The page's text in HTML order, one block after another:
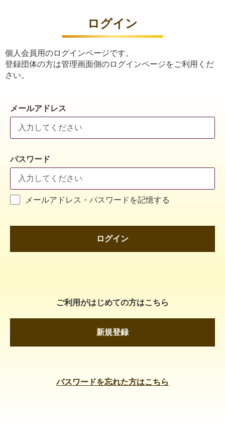
ログイン
個人会員用のログインページです。
登録団体の方は管理画面側のログインページをご利用くだ
さい。
メールアドレス
パスワード
メールアドレス・パスワードを記憶する
ログイン
ご利用がはじめての方はこちら
新規登録
パスワードを忘れた方はこちら